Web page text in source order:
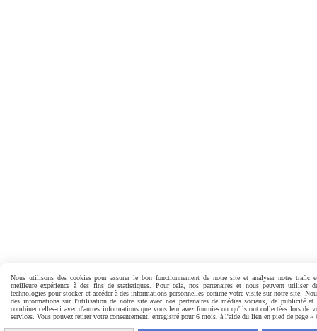
Nous utilisons des cookies pour assurer le bon fonctionnement de notre site et analyser notre trafic
meilleure expérience à des fins de statistiques. Pour cela, nos partenaires et nous peuvent utiliser
technologies pour stocker et accéder à des informations personnelles comme votre visite sur notre site.
des informations sur l'utilisation de notre site avec nos partenaires de médias sociaux, de publicité et
combiner celles-ci avec d'autres informations que vous leur avez fournies ou qu'ils ont collectées lors de
services. Vous pouvez retirer votre consentement, enregistré pour 6 mois, à l'aide du lien en pied de page